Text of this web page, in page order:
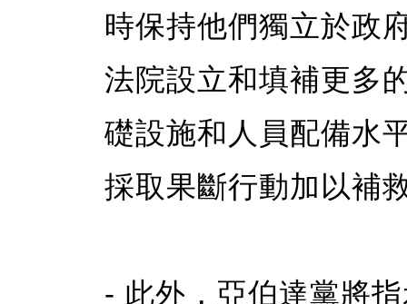
時保持他們獨立於政
法院設立和填補更多
礎設施和人員配備水
採取果斷行動加以補
- 此外，亞伯達黨將